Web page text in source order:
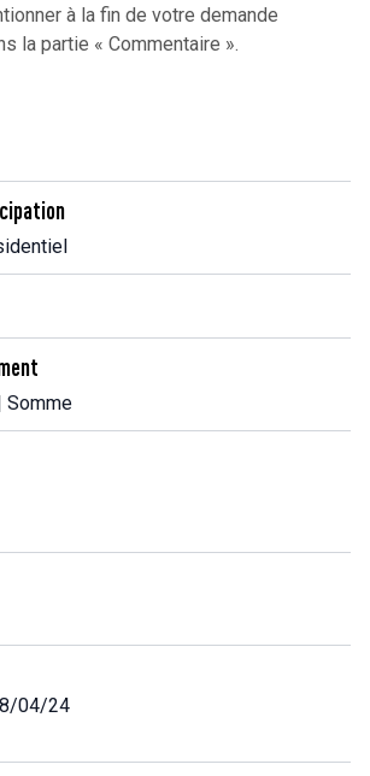
Somme
04/24
à la fin de votre demande
la partie « Commentaire ».